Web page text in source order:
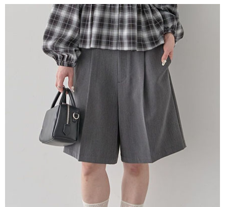
消。如遇「轉專審核」未通過狀況，表示未達大哥付你分期系統評分，恕無
法說明評估內容。
【繳款方式說明】
1.分期款項不併入電信帳單，「大哥付你分期」於每月結算日後寄送繳費提
2.透過簡訊連結打開帳單後，可選擇「超商條碼／台灣大直營門市／銀行轉
帳／街口支付／iPASS MONEY」等通路繳費。
1.本服務係由「台灣大哥大股份有限公司」（以下簡稱本公司）所提供，讓
用戶於交易時，得透過本服務購買商品或服務，並由商店將買賣／分期付款
買賣價金債權讓與本公司後，依約使用本公司帳單繳交帳款。
2.基於同意付款使用「大哥付你分期」之契約關係目的，商店將以您的個人
資料（包含姓名、電話或地址）提供予台灣大哥大進項蒐集、處理及利用，
由本公司與您本人進行分期帳單所需資料之確認、核對及更正。
3.完整用戶服務條款，請詳閱以下連結： https://oppay.tw/userRule
１．簡單：不需註冊會員、不需綁卡、不需儲值。
２．便利：只要手機號碼，簡訊認證，即可結帳。
３．安心：先確認商品／服務後，再付款。
【「AFTEE先享後付」結帳流程】
１．於結帳方式選擇「AFTEE先享後付」後，將跳轉至「AFTEE先享後付」
結帳頁面，進行簡訊認證並確認金額後，即可完成結帳。
２．訂單成立數日內，您將收到繳費通知簡訊。
３．收到繳費通知簡訊後14天內，點擊此簡訊中的連結，可透過四大超商／
ATM／網路銀行／等多元方式進行付款，方視為交易完成。
※ 請注意：結帳手續完成當下不需立刻繳費，但若您需要取消訂單，請聯絡
購買商品的店家。未經商家同意取消之訂單仍視為有效，需透過AFTEE先享
後付繳納相關費用。
※ 交易是否成功請以「AFTEE先享後付 」之結帳頁面顯示為準，若有關於
是否繳費成功／繳費後需取消欲退款等相關疑問，請聯繫「AFTEE先享後付
客戶支援中心」https://netprotections.freshdesk.com/support/home
１．透過由恩沛科技股份有限公司提供之「AFTEE先享後付」服務完成之交
易，需依本服務之必要範圍內提供個人資料，並將交易相關給付款項請求債
２．關於個人資料處理事宜，請瀏覽以下網址：
https://aftee.tw/terms/#terms3
全家取貨付款
每筆NT$60，滿NT$1,500(含以上)免運費
每筆NT$60，滿NT$1,500(含以上)免運費
萊爾富取貨付款
每筆NT$60，滿NT$1,500(含以上)免運費
萊爾富純取貨
每筆NT$60，滿NT$1,500(含以上)免運費
每筆NT$60，滿NT$1,500(含以上)免運費
每筆NT$60，滿NT$1,500(含以上)免運費